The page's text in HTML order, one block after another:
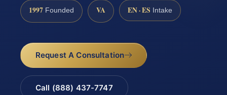
1997 Founded VA EN · ES Intake
Request A Consultation
Call (888) 437-7747